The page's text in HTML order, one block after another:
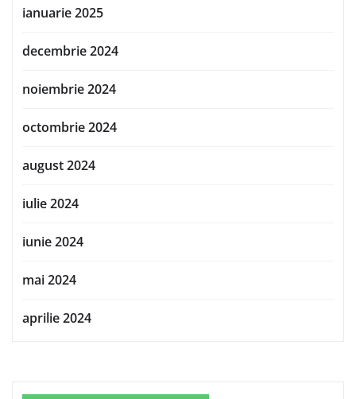
ianuarie 2025
decembrie 2024
noiembrie 2024
octombrie 2024
august 2024
iulie 2024
iunie 2024
mai 2024
aprilie 2024